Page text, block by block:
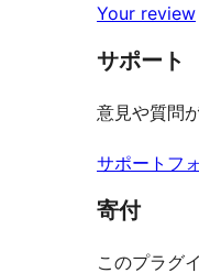
Your review
サポート
意見や質問
サポートフ
寄付
このプラグ